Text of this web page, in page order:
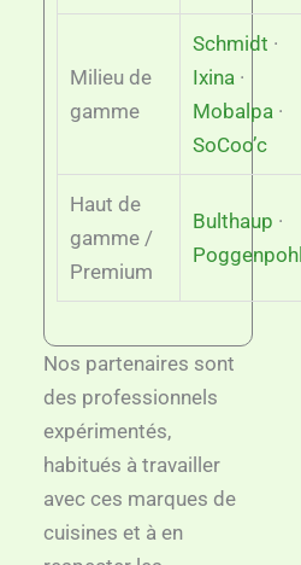
Milieu de
gamme
Schmidt ·
Ixina ·
Mobalpa ·
SoCoo’c
Haut de
gamme /
Premium
Bulthaup ·
Nos partenaires sont
des professionnels
expérimentés,
habitués à travailler
avec ces marques de
cuisines et à en